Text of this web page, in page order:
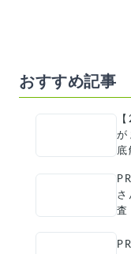
おすすめ記事
【
が
底
さ
査